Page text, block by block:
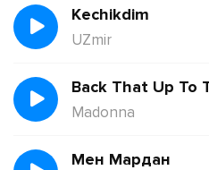
Kechikdim
UZmir
Madonna
Мен Мардан